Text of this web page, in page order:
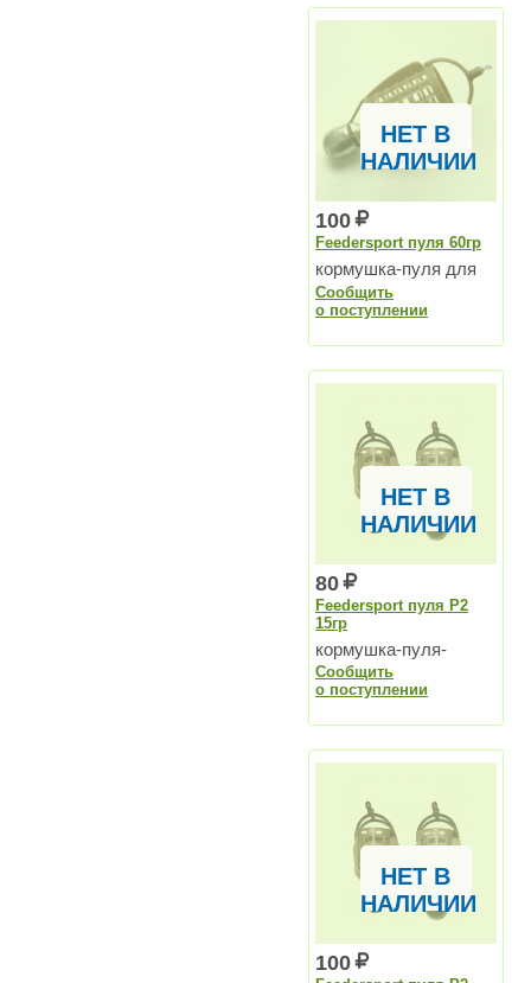
НЕТ В
НАЛИЧИИ
100
Feedersport пуля 60гр
кормушка-пуля для
озер и для
водохранилищ
Сообщить
о поступлении
НЕТ В
НАЛИЧИИ
80
Feedersport пуля P2
15гр
кормушка-пуля-
напёрсток для озер и
для водохранилищ
Сообщить
о поступлении
НЕТ В
НАЛИЧИИ
100